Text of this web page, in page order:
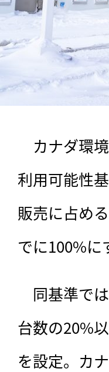
カナダ環
利用可能性
販売に占め
でに100%に
同基準では
台数の20%
を設定。カ